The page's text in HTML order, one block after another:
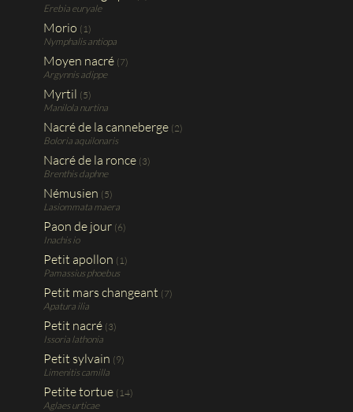
Erebia euryale
Morio (1)
Nymphalis antiopa
Moyen nacré (7)
Argynnis adippe
Myrtil (5)
Manilola nurtina
Nacré de la canneberge (2)
Boloria aquilonaris
Nacré de la ronce (3)
Brenthis daphne
Némusien (5)
Lasiommata maera
Paon de jour (6)
Inachis io
Petit apollon (1)
Pamassius phoebus
Petit mars changeant (7)
Apatura ilia
Petit nacré (3)
Issoria lathonia
Petit sylvain (9)
Limenitis camilla
Petite tortue (14)
Aglaes urticae